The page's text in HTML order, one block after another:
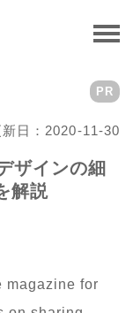
日：2020-11-30
PR
ザインの細
解説
magazine for